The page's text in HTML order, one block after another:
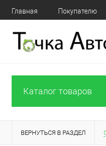
Главная Покупателю
Каталог товаров
ВЕРНУТЬСЯ В РАЗДЕЛ